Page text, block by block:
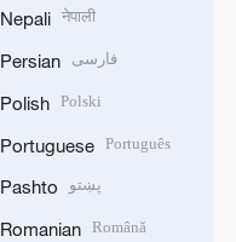
Nepali नेपाली
Persian فارسی
Polish Polski
Portuguese Português
Pashto پښتو
Romanian Română